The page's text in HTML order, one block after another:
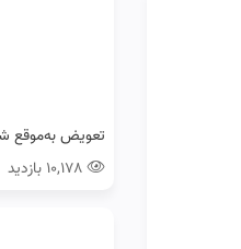
تعویض به‌موقع
۱۰,۱۷۸ بازدید